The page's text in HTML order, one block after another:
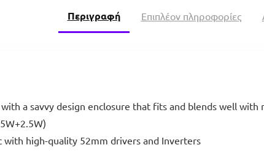
Περιγραφή Επιπλέον πληροφορίες
a savvy design enclosure that fits and blends well
with high-quality 52mm drivers and Inverters